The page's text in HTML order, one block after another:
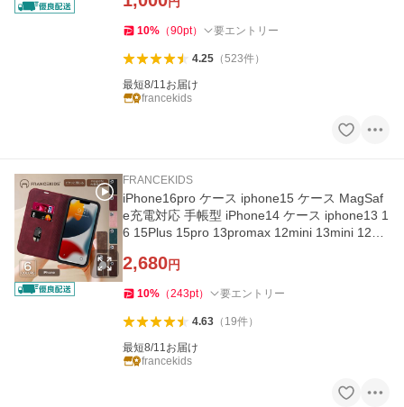
10% （90pt） 要エントリー
4.25（523件）
最短8/11お届け
francekids
FRANCEKIDS
iPhone16pro ケース iphone15 ケース MagSaf
e充電対応 手帳型 iPhone14 ケース iphone13 1
6 15Plus 15pro 13promax 12mini 13mini 12pr
2,680円
10% （243pt） 要エントリー
4.63（ 19件）
最短8/11お届け
francekids